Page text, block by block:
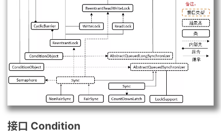
接口 Condition